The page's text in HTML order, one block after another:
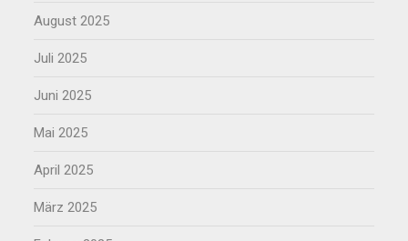
August 2025
Juli 2025
Juni 2025
Mai 2025
April 2025
März 2025